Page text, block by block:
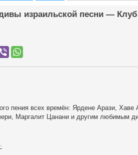
израильской песни —
пения всех времён: Ярдене Арази,
Маргалит Цанани и другим любимым